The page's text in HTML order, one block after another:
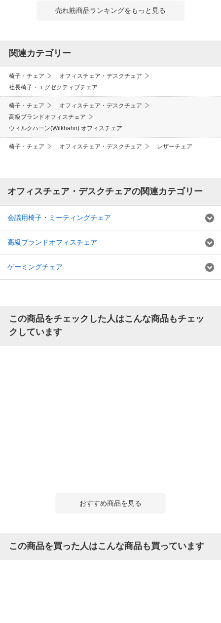
売れ筋商品ランキングをもっと見る
関連カテゴリー
椅子・チェア
オフィスチェア・デスクチェア
社長椅子・エグゼクティブチェア
椅子・チェア
オフィスチェア・デスクチェア
高級ブランドオフィスチェア
ウィルクハーン(Wilkhahn) オフィスチェア
椅子・チェア オフィスチェア・デスクチェア レザーチェア
オフィスチェア・デスクチェアの関連カテゴリー
会議用椅子・ミーティングチェア
高級ブランドオフィスチェア
ゲーミングチェア
この商品をチェックした人はこんな商品もチェッ
クしています
おすすめ商品を見る
この商品を買った人はこんな商品も買っています